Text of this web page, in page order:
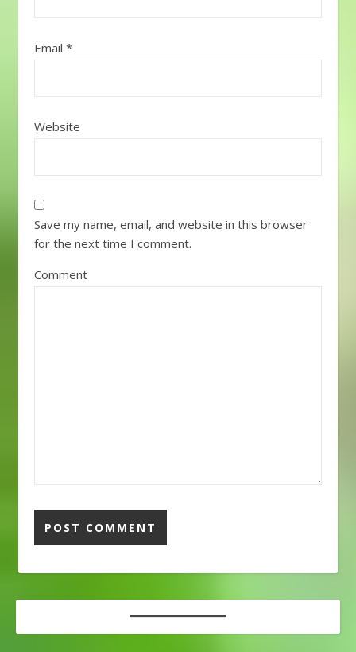
Email *
Website
Save my name, email, and website in this browser
for the next time I comment.
Comment